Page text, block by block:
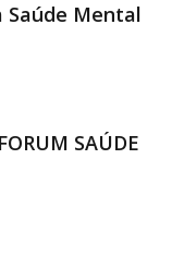
Saúde Mental
SAÚDE